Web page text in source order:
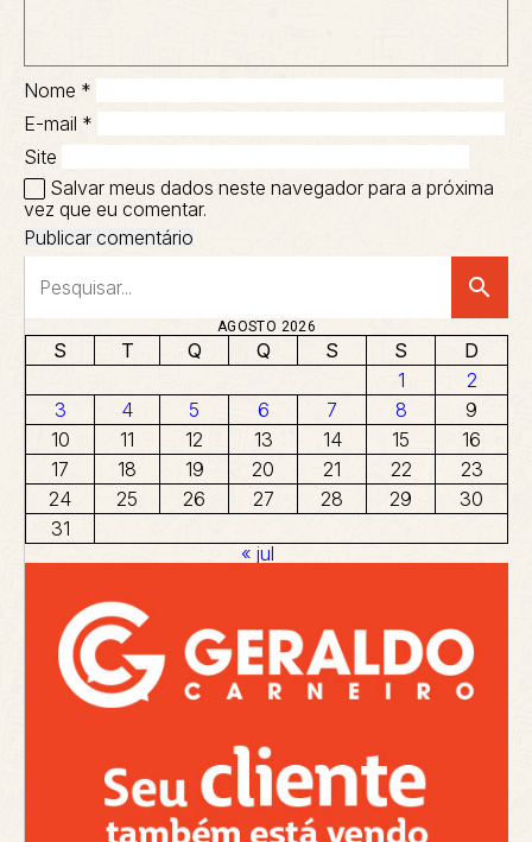
Nome *
E-mail *
Site
Salvar meus dados neste navegador para a próxima
vez que eu comentar.
search
AGOSTO 2026
S T Q Q S S
D
1
2
3
4 5 6 7 8
9
10
11 12 13 14 15
16
17
18 19 20 21 22
23
24
25 26 27 28 29
30
31
« jul